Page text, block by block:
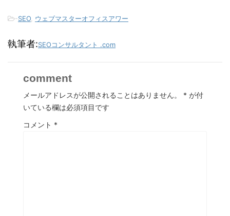
-SEO ウェブマスターオフィスアワー
執筆者:SEOコンサルタント .com
comment
メールアドレスが公開されることはありません。 * が付
いている欄は必須項目です
コメント *